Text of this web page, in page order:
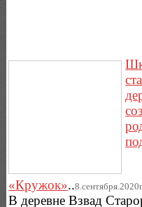
«Кружок»..
В деревне Взвад